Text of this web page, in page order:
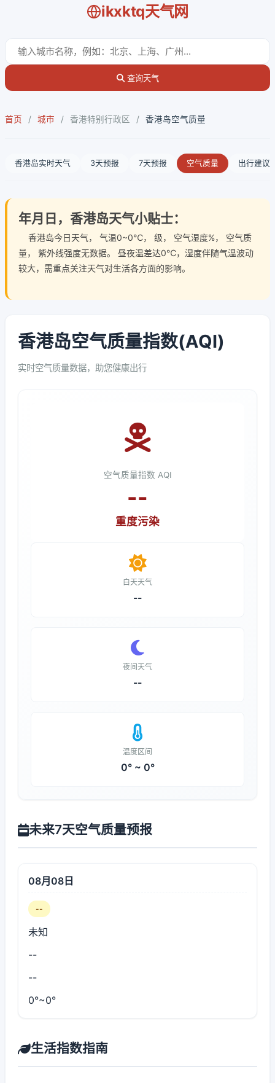
ikxktq天气网
查询天气
首页 / 城市 / 香港特别行政区 / 香港岛空气质量
香港岛实时天气 3天预报 7天预报 空气质量 出行建议
年月日，香港岛天气小贴士：
香港岛今日天气， 气温0~0℃， 级， 空气湿度%， 空气质
量， 紫外线强度无数据。 昼夜温差达0℃，湿度伴随气温波动
较大，需重点关注天气对生活各方面的影响。
香港岛空气质量指数(AQI)
实时空气质量数据，助您健康出行
空气质量指数 AQI
--
重度污染
白天天气
--
夜间天气
--
温度区间
0° ~ 0°
未来7天空气质量预报
08月08日
--
未知
--
--
0°~0°
生活指数指南